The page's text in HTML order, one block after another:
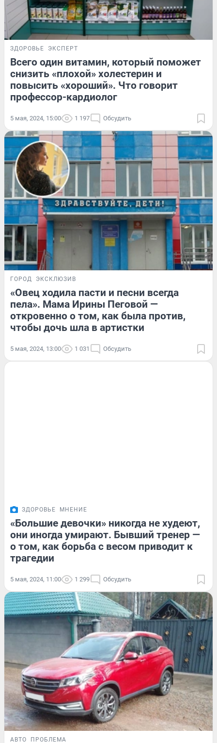
ЗДОРОВЬЕ ЭКСПЕРТ
Всего один витамин, который поможет
снизить «плохой» холестерин и
повысить «хороший». Что говорит
профессор-кардиолог
5 мая, 2024, 15:00 1 197 Обсудить
ГОРОД ЭКСКЛЮЗИВ
«Овец ходила пасти и песни всегда
пела». Мама Ирины Пеговой —
откровенно о том, как была против,
чтобы дочь шла в артистки
5 мая, 2024, 13:00 1 031 Обсудить
ЗДОРОВЬЕ МНЕНИЕ
«Большие девочки» никогда не худеют,
они иногда умирают. Бывший тренер —
о том, как борьба с весом приводит к
трагедии
5 мая, 2024, 11:00 1 299 Обсудить
АВТО ПРОБЛЕМА